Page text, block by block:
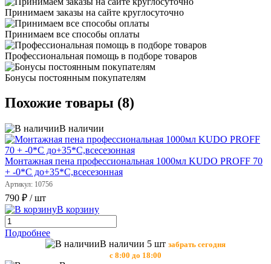
Принимаем заказы на сайте круглосуточно
Принимаем все способы оплаты
Профессиональная помощь в подборе товаров
Бонусы постоянным покупателям
Похожие товары (8)
В наличии
Монтажная пена профессиональная 1000мл KUDO PROFF 70
+ -0*С до+35*С,всесезонная
Артикул: 10756
790 ₽ / шт
В корзину
Подробнее
В наличии 5 шт забрать сегодня
с 8:00 до 18:00